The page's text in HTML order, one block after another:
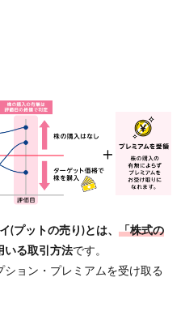
(プットの売り)とは、 「株式の
いる取引方法です。
ョン・プレミアムを受け取る